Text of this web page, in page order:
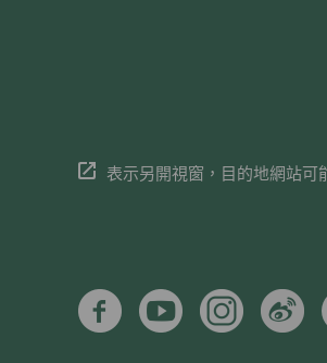
表示另開視窗，目的地網站可